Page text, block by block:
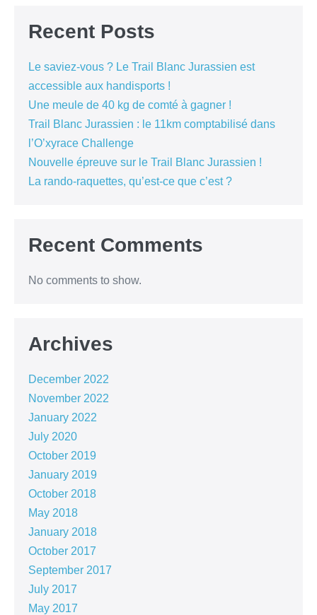
Recent Posts
Le saviez-vous ? Le Trail Blanc Jurassien est
accessible aux handisports !
Une meule de 40 kg de comté à gagner !
Trail Blanc Jurassien : le 11km comptabilisé dans
l’O’xyrace Challenge
Nouvelle épreuve sur le Trail Blanc Jurassien !
La rando-raquettes, qu’est-ce que c’est ?
Recent Comments
No comments to show.
Archives
December 2022
November 2022
January 2022
July 2020
October 2019
January 2019
October 2018
May 2018
January 2018
October 2017
September 2017
July 2017
May 2017